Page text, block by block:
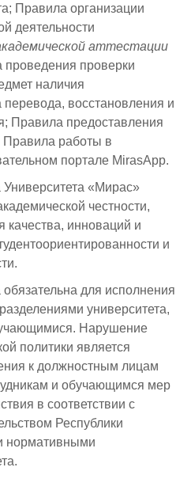
Правила организации
деятельности
аттестации
проведения проверки
наличия
восстановления и
Правила предоставления
Правила работы в
портале MirasApp.
«Мирас»
честности,
качества, инноваций и
и
для исполнения
университета,
Нарушение
политики является
к должностным лицам
и обучающимся мер
в соответствии с
Республики
нормативными